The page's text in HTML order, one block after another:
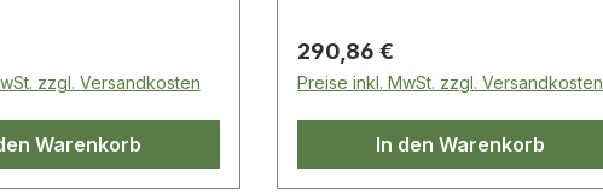
zzgl. Versandkosten
Warenkorb
Regulärer Preis:
290,86 €
Preise inkl. MwSt. zzgl. Versandkosten
In den Warenkorb